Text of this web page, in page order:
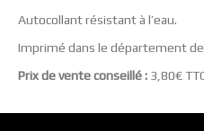
Autocollant résistant à l’eau.
Imprimé dans le département de
Prix de vente conseillé : 3,80€